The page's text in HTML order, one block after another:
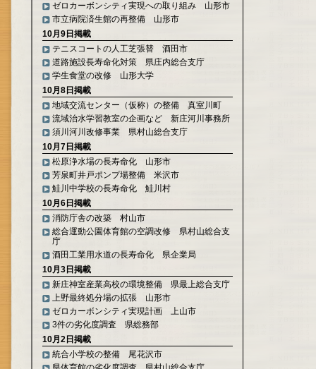
ゼロカーボンシティ実現への取り組み 山形市
市立病院済生館の再整備 山形市
10月9日掲載
テニスコートの人工芝張替 酒田市
道路施設長寿命化対策 県庄内総合支庁
学生食堂の改修 山形大学
10月8日掲載
地域交流センター（仮称）の整備 真室川町
流域治水学習教室の企画など 新庄河川事務所
須川河川改修事業 県村山総合支庁
10月7日掲載
松原浄水場の長寿命化 山形市
芳泉町井戸ポンプ場整備 米沢市
鮭川中学校の長寿命化 鮭川村
10月6日掲載
消防庁舎の改築 村山市
総合運動公園体育館の空調改修 県村山総合支
庁
酒田工業用水道の長寿命化 県企業局
10月3日掲載
新庄神室産業高校の環境整備 県最上総合支庁
上野最終処分場の拡張 山形市
ゼロカーボンシティ実現計画 上山市
3件の劣化度調査 県総務部
10月2日掲載
統合小学校の整備 尾花沢市